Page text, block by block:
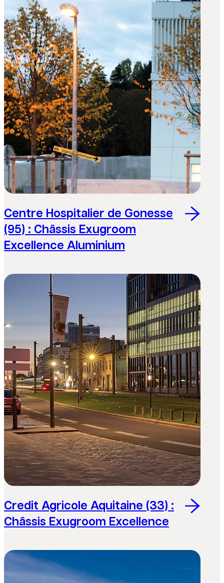
Centre Hospitalier de Gonesse
(95) : Châssis Exugroom
Excellence Aluminium
Credit Agricole Aquitaine (33) :
Châssis Exugroom Excellence